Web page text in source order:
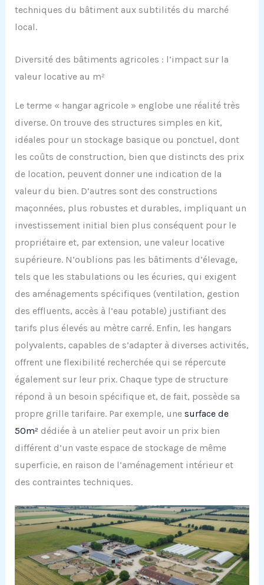
techniques du bâtiment aux subtilités du marché
local.
Diversité des bâtiments agricoles : l’impact sur la
valeur locative au m²
Le terme « hangar agricole » englobe une réalité très
diverse. On trouve des structures simples en kit,
idéales pour un stockage basique ou ponctuel, dont
les coûts de construction, bien que distincts des prix
de location, peuvent donner une indication de la
valeur du bien. D’autres sont des constructions
maçonnées, plus robustes et durables, impliquant un
investissement initial bien plus conséquent pour le
propriétaire et, par extension, une valeur locative
supérieure. N’oublions pas les bâtiments d’élevage,
tels que les stabulations ou les écuries, qui exigent
des aménagements spécifiques (ventilation, gestion
des effluents, accès à l’eau potable) justifiant des
tarifs plus élevés au mètre carré. Enfin, les hangars
polyvalents, capables de s’adapter à diverses activités,
offrent une flexibilité recherchée qui se répercute
également sur leur prix. Chaque type de structure
répond à un besoin spécifique et, de fait, possède sa
propre grille tarifaire. Par exemple, une surface de
50m² dédiée à un atelier peut avoir un prix bien
différent d’un vaste espace de stockage de même
superficie, en raison de l’aménagement intérieur et
des contraintes techniques.